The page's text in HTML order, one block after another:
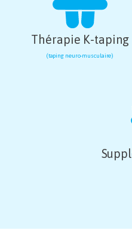
Thérapie K-taping
(taping neuro-musculaire)